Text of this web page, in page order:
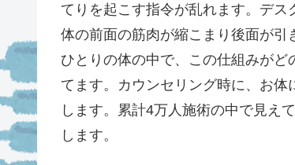
てりを起こす指令が乱れます。デス
体の前面の筋肉が縮こまり後面が引
ひとりの体の中で、この仕組みが
てます。カウンセリング時に、お
します。累計4万人施術の中で見え
します。